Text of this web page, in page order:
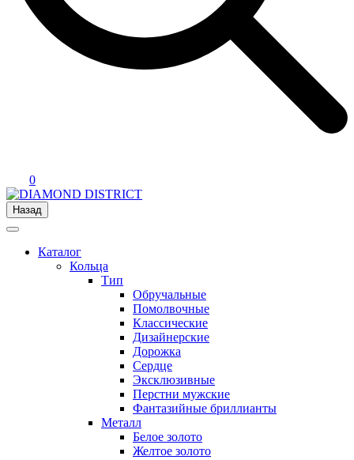
0
Назад
Каталог
Кольца
Тип
Обручальные
Помолвочные
Классические
Дизайнерские
Дорожка
Сердце
Эксклюзивные
Перстни мужские
Фантазийные бриллианты
Металл
Белое золото
Желтое золото